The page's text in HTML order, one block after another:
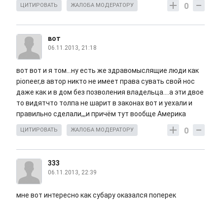
0
ЦИТИРОВАТЬ ЖАЛОБА МОДЕРАТОРУ
вот
06.11.2013, 21:18
вот вот и я том...ну есть же здравомыслящие люди как
pioneer,в автор никто не имеет права сувать свой нос
даже как и в дом без позволения владельца....а эти двое
то видятчто толпа не шарит в законах вот и уехали и
правильно сделали,,,и причём тут вообще Америка
0
ЦИТИРОВАТЬ ЖАЛОБА МОДЕРАТОРУ
333
06.11.2013, 22:39
мне вот интересно как субару оказался поперек